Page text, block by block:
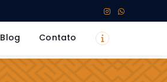
Blog Contato